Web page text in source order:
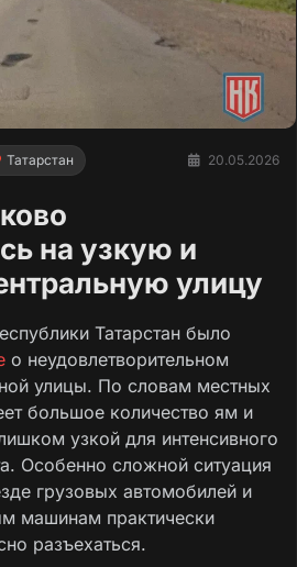
Татарстан 20.05.2026
на узкую и
улицу
Татарстан было
о неудовлетворительном
улицы. По словам местных
большое количество ям и
узкой для интенсивного
Особенно сложной ситуация
грузовых автомобилей и
машинам практически
разъехаться.